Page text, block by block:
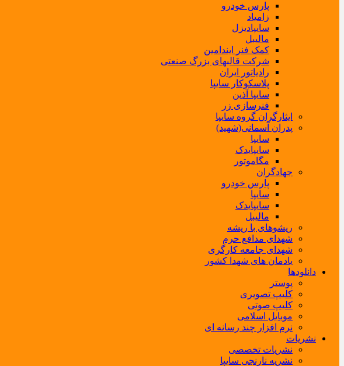
پارس خودرو
زامیاد
سایپادیزل
مالیبل
کمک فنر ایندامین
شرکت قالبهای بزرگ صنعتی
رادیاتور ایران
پلاسکوکار سایپا
سایپا آذین
فنرسازی زر
ایثارگران گروه سایپا
پدران آسمانی(شهید)
سایپا
سایپایدک
مگاموتور
جهادگران
پارس خودرو
سایپا
سایپایدک
مالیبل
ریشوهای با ریشه
شهدای مدافع حرم
شهدای جامعه کارگری
یادمان های شهدا کشور
دانلودها
پوستر
کلیپ تصویری
کلیپ صوتی
موبایل اسلامی
نرم افزار چند رسانه ای
نشریات
نشریات تخصصی
نشریه نارنجی سایپا